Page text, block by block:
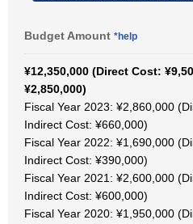
Budget Amount *help
¥12,350,000 (Direct Cost:
¥2,850,000)
Fiscal Year 2023: ¥2,860,000
Indirect Cost: ¥660,000)
Fiscal Year 2022: ¥1,690,000
Indirect Cost: ¥390,000)
Fiscal Year 2021: ¥2,600,000
Indirect Cost: ¥600,000)
Fiscal Year 2020: ¥1,950,000